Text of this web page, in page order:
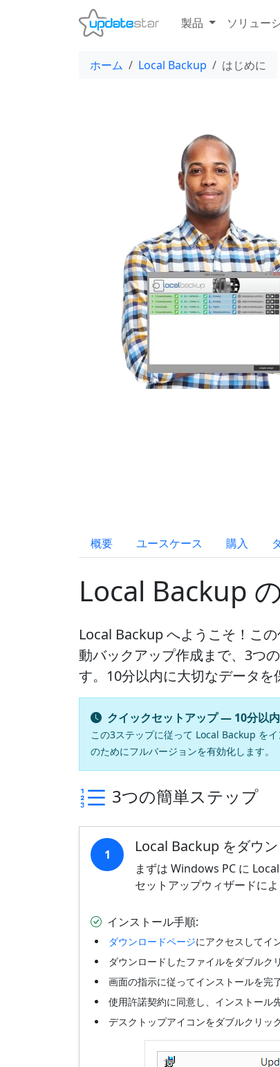
製品 ソリュー
ホーム Local Backup はじめに
概要 ユースケース 購入
Local Backup
Local Backup へようこそ！こ
動バックアップ作成まで、3つ
す。10分以内に大切なデータを
クイックセットアップ — 10分以内
この3ステップに従って Local Backup を
のためにフルバージョンを有効化します。
3つの簡単ステップ
1 Local Backup をダウ
まずは Windows PC に
セットアップウィザードに
インストール手順:
ダウンロードページにアクセスしてイ
ダウンロードしたファイルをダブルク
画面の指示に従ってインストールを完
使用許諾契約に同意し、インストール
デスクトップアイコンをダブルクリッ